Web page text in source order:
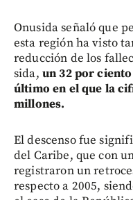
Onusida señaló que
esta región ha visto
reducción de los
sida, un 32 por
último en el que la
millones.
El descenso fue
del Caribe, que con
registraron un
respecto a 2005,